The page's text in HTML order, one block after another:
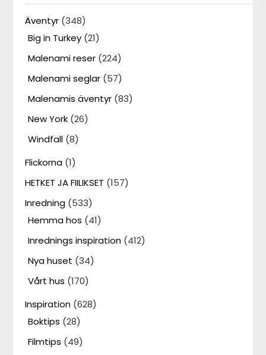
Äventyr (348)
Big in Turkey (21)
Malenami reser (224)
Malenami seglar (57)
Malenamis äventyr (83)
New York (26)
Windfall (8)
Flickorna (1)
HETKET JA FIILIKSET (157)
Inredning (533)
Hemma hos (41)
Inrednings inspiration (412)
Nya huset (34)
Vårt hus (170)
Inspiration (628)
Boktips (28)
Filmtips (49)